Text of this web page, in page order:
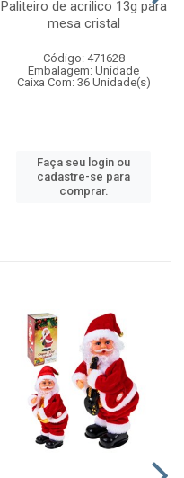
Paliteiro de acrilico 13g para
mesa cristal
Código: 471628
Embalagem: Unidade
Caixa Com: 36 Unidade(s)
Faça seu login ou
cadastre-se para
comprar.